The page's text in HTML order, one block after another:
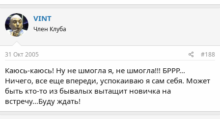
VINT
Член Клуба
31 Окт 2005 #188
Каюсь-каюсь! Ну не шмогла я, не шмогла!!! БРРР...
Ничего, все еще впереди, успокаиваю я сам себя. Может
быть кто-то из бывалых вытащит новичка на
встречу...Буду ждать!